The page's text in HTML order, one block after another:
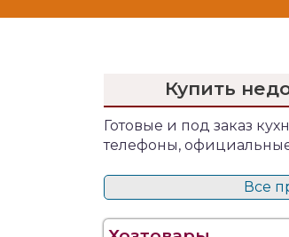
Купить
Готовые и под заказ
телефоны,
Все